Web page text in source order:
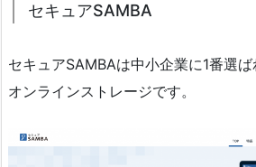
セキュアSAMBA
セキュアSAMBAは中小企業に1番選
オンラインストレージです。